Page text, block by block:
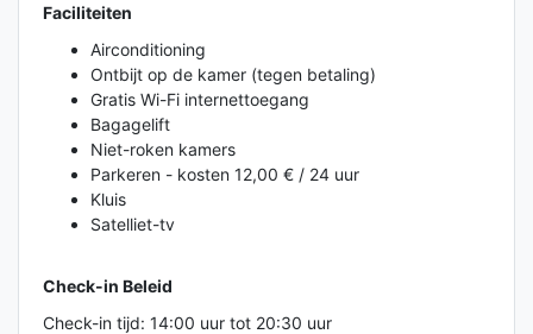
Faciliteiten
Airconditioning
Ontbijt op de kamer (tegen betaling)
Gratis Wi-Fi internettoegang
Bagagelift
Niet-roken kamers
Parkeren - kosten 12,00 € / 24 uur
Kluis
Satelliet-tv
Check-in Beleid
Check-in tijd: 14:00 uur tot 20:30 uur